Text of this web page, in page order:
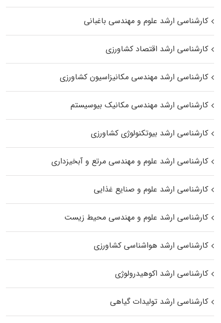
کارشناسی ارشد علوم و مهندسی باغبانی
کارشناسی ارشد اقتصاد کشاورزی
کارشناسی ارشد مهندسی مکانیزاسیون کشاورزی
کارشناسی ارشد مهندسی مکانیک بیوسیستم
کارشناسی ارشد بیوتکنولوژی کشاورزی
کارشناسی ارشد علوم و مهندسی مرتع و آبخیزداری
کارشناسی ارشد علوم و صنایع غذایی
کارشناسی ارشد علوم و مهندسی محیط زیست
کارشناسی ارشد هواشناسی کشاورزی
کارشناسی ارشد اکوهیدرولوژی
کارشناسی ارشد تولیدات گیاهی